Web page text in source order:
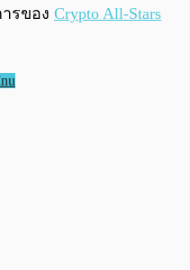
รของ Crypto All-Stars